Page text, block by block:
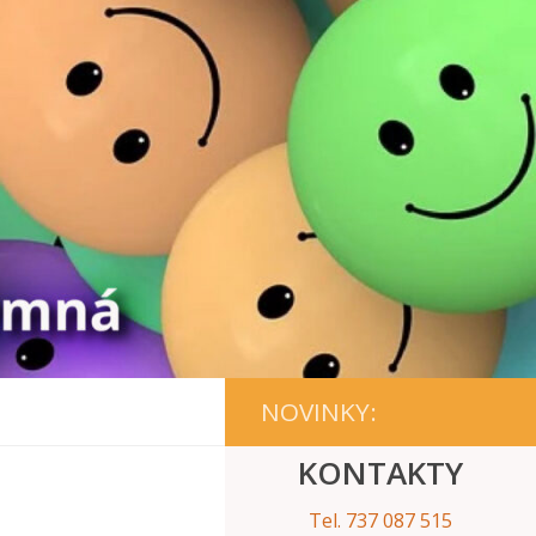
NOVINKY:
KONTAKTY
Tel. 737 087 515